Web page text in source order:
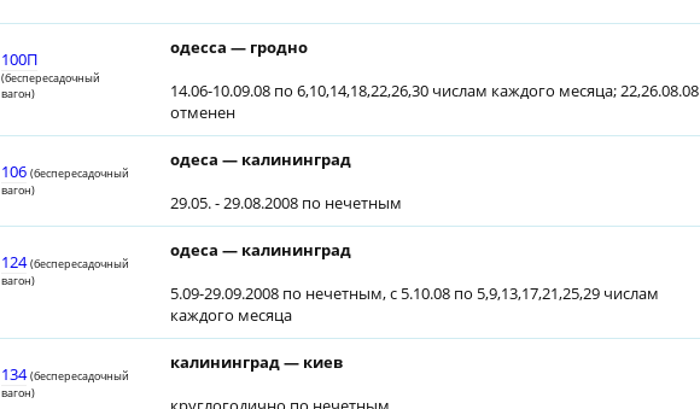
100П
(беспересадочный
вагон)
одесса — гродно
14.06-10.09.08 по 6,10,14,18,22,26,30 числам каждого месяца; 22,26.08.08
отменен
106 (беспересадочный
вагон)
одеса — калининград
29.05. - 29.08.2008 по нечетным
124 (беспересадочный
вагон)
одеса — калининград
5.09-29.09.2008 по нечетным, с 5.10.08 по 5,9,13,17,21,25,29 числам
каждого месяца
134 (беспересадочный
вагон)
калининград — киев